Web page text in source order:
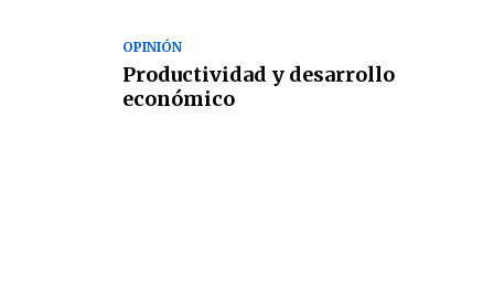
OPINIÓN
Productividad y desarrollo
económico